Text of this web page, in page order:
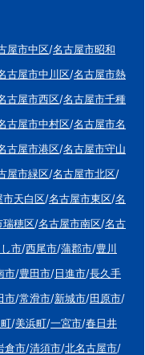
屋市中区/名古屋市昭和
古屋市中川区/名古屋市熱
古屋市西区/名古屋市千種
古屋市中村区/名古屋市名
古屋市港区/名古屋市守山
屋市緑区/名古屋市北区/
市天白区/名古屋市東区/名
瑞穂区/名古屋市南区/名古
市/西尾市/蒲郡市/豊川
市/豊田市/日進市/長久手
市/常滑市/新城市/田原市/
/美浜町/一宮市/春日井
倉市/清須市/北名古屋市/